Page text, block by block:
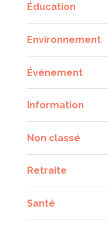
Éducation
Environnement
Événement
Information
Non classé
Retraite
Santé